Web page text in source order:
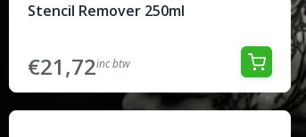
Stencil Remover 250ml
€21,72inc btw